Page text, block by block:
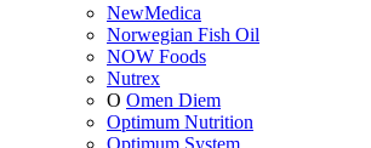
NewMedica
Norwegian Fish Oil
NOW Foods
Nutrex
O Omen Diem
Optimum Nutrition
Optimum System